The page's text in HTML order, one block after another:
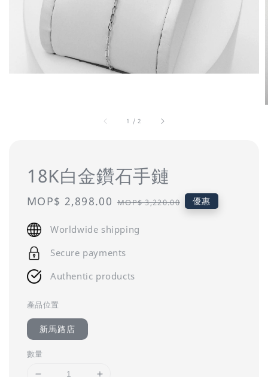
1 / 2
18K白金鑽石手鏈
Sale
MOP$ 2,898.00 Regular
MOP$ 3,220.00 優惠
Worldwide shipping
Secure payments
Authentic products
產品位置
新馬路店
數量